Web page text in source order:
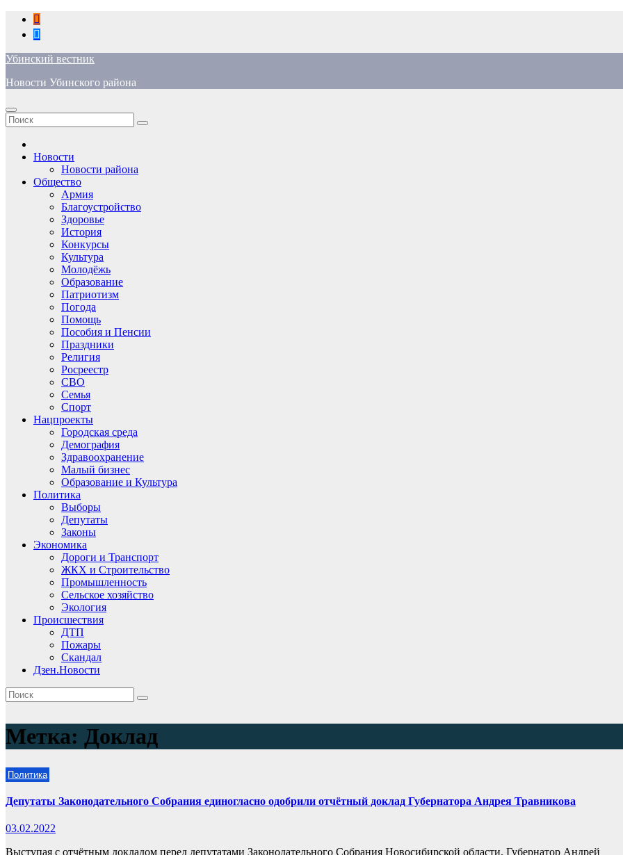
Перейти
содержимому
Убинский вестник
Новости Убинского района
Новости
Новости района
Общество
Армия
Благоустройство
Здоровье
История
Конкурсы
Культура
Молодёжь
Образование
Патриотизм
Погода
Помощь
Пособия и Пенсии
Праздники
Религия
Росреестр
СВО
Семья
Спорт
Нацпроекты
Городская среда
Демография
Здравоохранение
Малый бизнес
Образование и Культура
Политика
Выборы
Депутаты
Законы
Экономика
Дороги и Транспорт
ЖКХ и Строительство
Промышленность
Сельское хозяйство
Экология
Происшествия
ДТП
Пожары
Скандал
Дзен.Новости
Метка: Доклад
Политика
Депутаты Законодательного Собрания единогласно одобрили отчётный доклад Губернатора Андрея Травникова
03.02.2022
Выступая с отчётным докладом перед депутатами Законодательного Собрания Новосибирской области, Губернатор Андрей